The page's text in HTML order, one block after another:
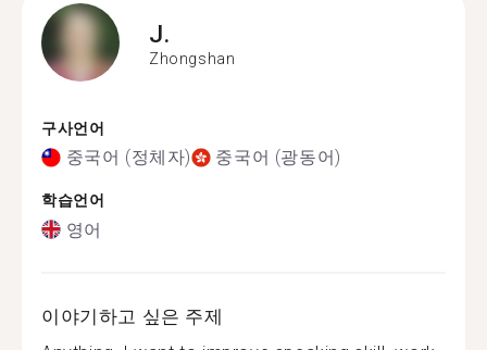
J.
Zhongshan
구사언어
중국어 (정체자) 중국어 (광동어)
학습언어
영어
이야기하고 싶은 주제